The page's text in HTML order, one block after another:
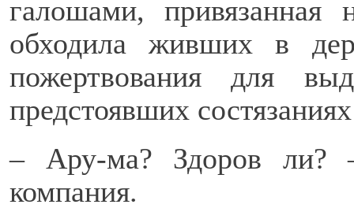
галошами,
обходила живших в
пожертвования для
предстоявших
– Ару-ма? Здоров ли? –
компания.